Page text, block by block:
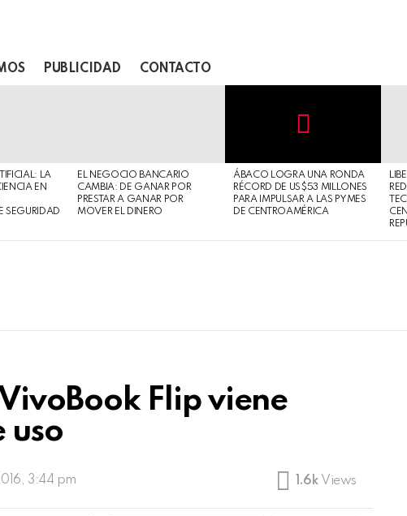
PUBLICIDAD CONTACTO
LA
EN
SEGURIDAD
EL NEGOCIO BANCARIO
CAMBIA: DE GANAR POR
PRESTAR A GANAR POR
MOVER EL DINERO
Safe
For
Work
view
this
post
ÁBACO LOGRA UNA RONDA
RÉCORD DE US$53 MILLONES
PARA IMPULSAR A LAS PYMES
DE CENTROAMÉRICA
Flip viene
uso
3:44 pm 1.6k Views